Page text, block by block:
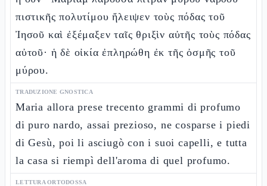
πιστικῆς πολυτίμου ἤλειψεν τοὺς πόδας τοῦ
Ἰησοῦ καὶ ἐξέμαξεν ταῖς θριξὶν αὐτῆς τοὺς πόδας
αὐτοῦ· ἡ δὲ οἰκία ἐπληρώθη ἐκ τῆς ὀσμῆς τοῦ
μύρου.
TRADUZIONE GNOSTICA
Maria allora prese trecento grammi di profumo
di puro nardo, assai prezioso, ne cosparse i piedi
di Gesù, poi li asciugò con i suoi capelli, e tutta
la casa si riempì dell'aroma di quel profumo.
LETTURA ORTODOSSA